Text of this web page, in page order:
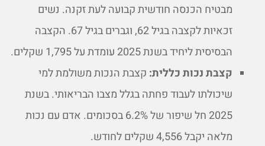
מבטיח הכנסה חודשית קבועה לעת זקנה. נשים
זכאיות לקצבה בגיל 62, וגברים בגיל 67. הקצבה
הבסיסית ליחיד בשנת 2025 עומדת על 1,795 שקלים.
קצבת נכות כללית: קצבת הנכות משולמת למי
שיכולתו לעבוד פחתה בגלל מצבו הבריאותי. בשנת
2025 חל שיפור של 6.2% בסכומים. אדם עם נכות
מלאה יקבל 4,556 שקלים לחודש.